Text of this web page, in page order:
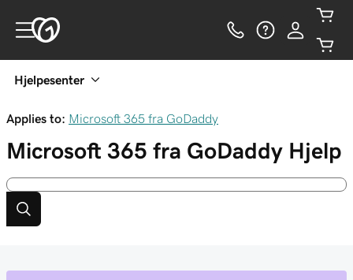
Hjelpesenter
Applies to: Microsoft 365 fra GoDaddy
Microsoft 365 fra GoDaddy Hjelp